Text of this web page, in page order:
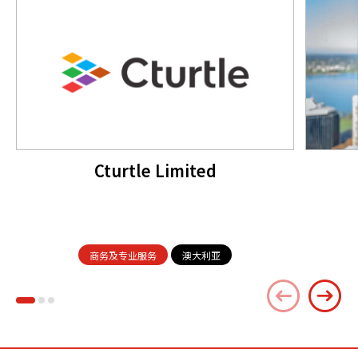
Cturtle Limited
商务及专业服务 澳大利亚